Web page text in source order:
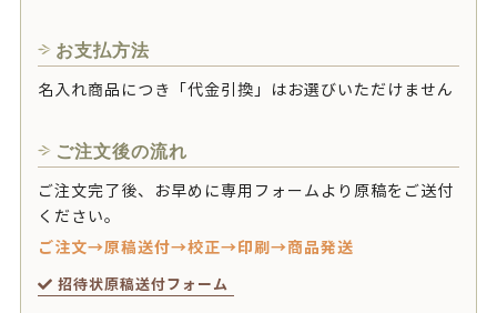
お支払方法
名入れ商品につき「代金引換」はお選びいただけません
ご注文後の流れ
ご注文完了後、お早めに専用フォームより原稿をご送付
ください。
ご注文→原稿送付→校正→印刷→商品発送
招待状原稿送付フォーム